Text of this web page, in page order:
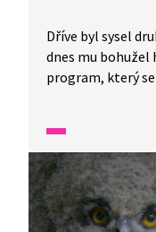
Dříve byl sysel
dnes mu bohužel
program, který